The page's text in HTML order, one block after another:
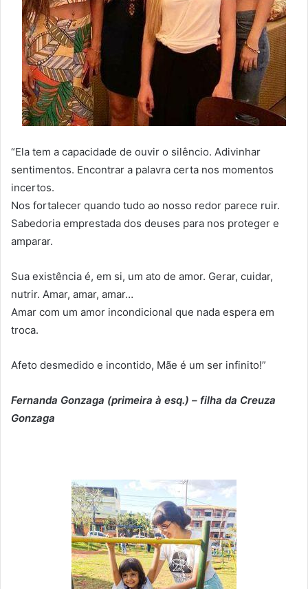
“Ela tem a capacidade de ouvir o silêncio. Adivinhar
sentimentos. Encontrar a palavra certa nos momentos
incertos.
Nos fortalecer quando tudo ao nosso redor parece ruir.
Sabedoria emprestada dos deuses para nos proteger e
amparar.
Sua existência é, em si, um ato de amor. Gerar, cuidar,
nutrir. Amar, amar, amar…
Amar com um amor incondicional que nada espera em
troca.
Afeto desmedido e incontido, Mãe é um ser infinito!”
Fernanda Gonzaga (primeira à esq.) – filha da Creuza
Gonzaga